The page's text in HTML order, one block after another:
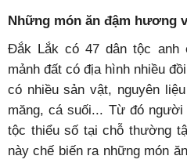
Những món ăn đậm hương
Đắk Lắk có 47 dân tộc anh
mảnh đất có địa hình nhiều
có nhiều sản vật, nguyên
măng, cá suối... Từ đó người
tộc thiểu số tại chỗ thường
này chế biến ra những món